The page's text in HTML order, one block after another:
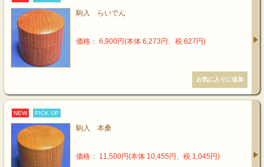
駒入 らいでん
価格： 6,900円(本体 6,273円、税 627円)
NEW PICK UP
駒入 本桑
価格： 11,500円(本体 10,455円、税 1,045円)